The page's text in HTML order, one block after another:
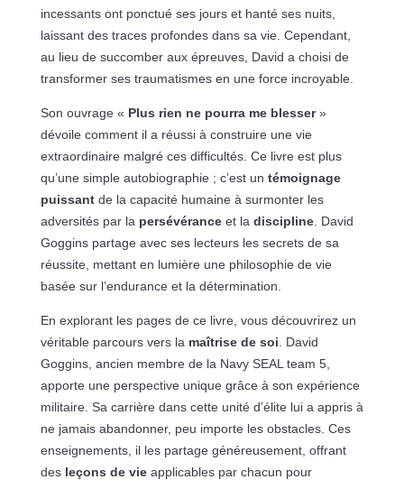
incessants ont ponctué ses jours et hanté ses nuits,
laissant des traces profondes dans sa vie. Cependant,
au lieu de succomber aux épreuves, David a choisi de
transformer ses traumatismes en une force incroyable.
Son ouvrage « Plus rien ne pourra me blesser»
dévoile comment il a réussi à construire une vie
extraordinaire malgré ces difficultés. Ce livre est plus
qu’une simple autobiographie ; c’est un témoignage
puissantde la capacité humaine à surmonter les
adversités par la persévéranceet la discipline. David
Goggins partage avec ses lecteurs les secrets de sa
réussite, mettant en lumière une philosophie de vie
basée sur l’endurance et la détermination.
En explorant les pages de ce livre, vous découvrirez un
véritable parcours vers la maîtrise de soi . David
Goggins, ancien membre de la Navy SEAL team 5,
apporte une perspective unique grâce à son expérience
militaire. Sa carrière dans cette unité d’élite lui a appris à
ne jamais abandonner, peu importe les obstacles. Ces
enseignements, il les partage généreusement, offrant
des leçons de vieapplicables par chacun pour